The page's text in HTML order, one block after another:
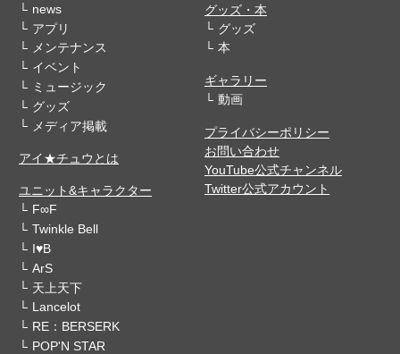
news
アプリ
メンテナンス
イベント
ミュージック
グッズ
メディア掲載
アイ★チュウとは
ユニット&キャラクター
F∞F
Twinkle Bell
I♥B
ArS
天上天下
Lancelot
RE：BERSERK
POP'N STAR
グッズ・本
グッズ
本
ギャラリー
動画
プライバシーポリシー
お問い合わせ
YouTube公式チャンネル
Twitter公式アカウント